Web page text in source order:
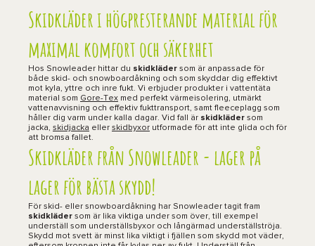
Skidkläder i högpresterande material för
maximal komfort och säkerhet
Hos Snowleader hittar du skidkläder som är anpassade för
både skid- och snowboardåkning och som skyddar dig effektivt
mot kyla, yttre och inre fukt. Vi erbjuder produkter i vattentäta
material som Gore-Tex med perfekt värmeisolering, utmärkt
vattenavvisning och effektiv fukttransport, samt fleeceplagg som
håller dig varm under kalla dagar. Vid fall är skidkläder som
jacka, skidjacka eller skidbyxor utformade för att inte glida och för
att bromsa fallet.
Skidkläder från Snowleader - lager på
lager för bästa skydd!
För skid- eller snowboardåkning har Snowleader tagit fram
skidkläder som är lika viktiga under som över, till exempel
underställ som underställsbyxor och långärmad underställströja.
Skydd mot svett är minst lika viktigt i fjällen som skydd mot väder,